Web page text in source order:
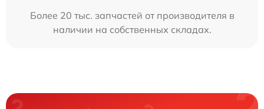
Более 20 тыс. запчастей от производителя в
наличии на собственных складах.